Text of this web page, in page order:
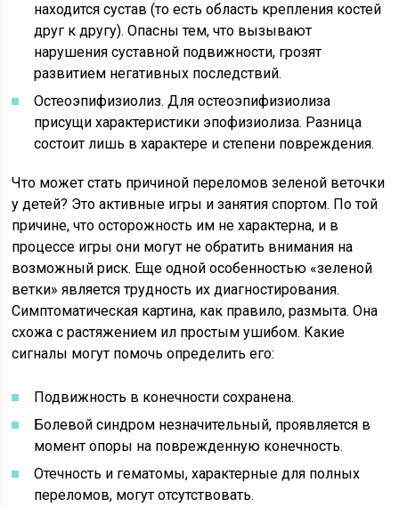
находится сустав (то есть область крепления костей
друг к другу). Опасны тем, что вызывают
нарушения суставной подвижности, грозят
развитием негативных последствий.
Остеоэпифизиолиз. Для остеоэпифизиолиза
присущи характеристики эпофизиолиза. Разница
состоит лишь в характере и степени повреждения.
Что может стать причиной переломов зеленой веточки
у детей? Это активные игры и занятия спортом. По той
причине, что осторожность им не характерна, и в
процессе игры они могут не обратить внимания на
возможный риск. Еще одной особенностью «зеленой
ветки» является трудность их диагностирования.
Симптоматическая картина, как правило, размыта. Она
схожа с растяжением ил простым ушибом. Какие
сигналы могут помочь определить его:
Подвижность в конечности сохранена.
Болевой синдром незначительный, проявляется в
момент опоры на поврежденную конечность.
Отечность и гематомы, характерные для полных
переломов, могут отсутствовать.